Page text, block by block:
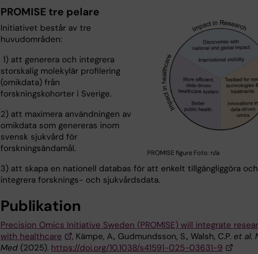
PROMISE figure Foto: n/a
PROMISE tre pelare
Initiativet består av tre
huvudområden:
1) att generera och integrera
storskalig molekylär profilering
(omikdata) från
forskningskohorter i Sverige.
2) att maximera användningen av
omikdata som genereras inom
svensk sjukvård för
forskningsändamål.
3) att skapa en nationell databas för att enkelt tillgängliggöra och
integrera forsknings- och sjukvårdsdata.
Publikation
Precision Omics Initiative Sweden (PROMISE) will integrate
with healthcare
, Kämpe, A., Gudmundsson, S., Walsh, C.P. et al.
Med (2025). https://doi.org/10.1038/s41591-025-03631-9